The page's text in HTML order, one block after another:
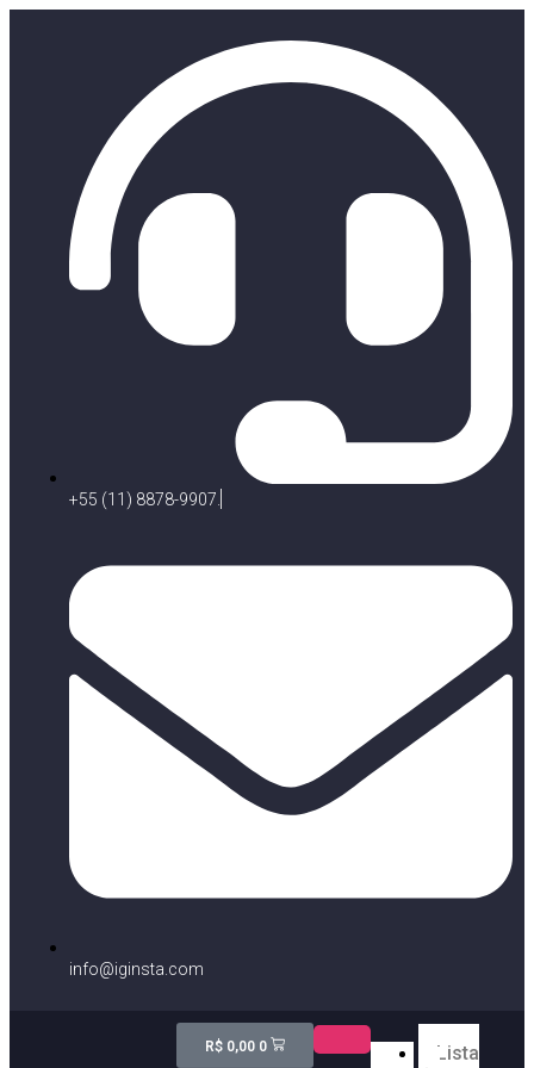
+55 (11) 8878-9907.
info@iginsta.com
R$0,00 0
Lista